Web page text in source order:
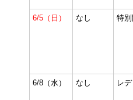
6/5（日） なし 特
6/8（水） なし レ